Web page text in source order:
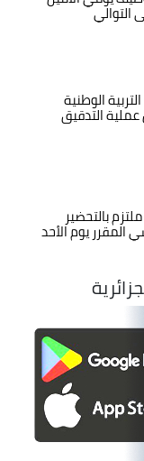
الوطنية
التدقيق
بالتحضير
يوم الأحد